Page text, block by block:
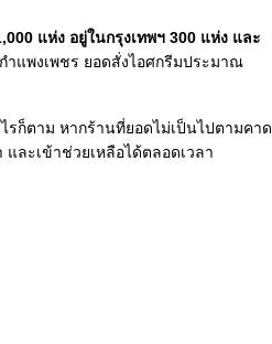
แห่ง อยู่ในกรุงเทพฯ 300 แห่ง และ
ำแพงเพชร ยอดสั่งไอศกรีมประมาณ
รก็ตาม หากร้านที่ยอดไม่เป็นไปตามคาด
ละเข้าช่วยเหลือได้ตลอดเวลา